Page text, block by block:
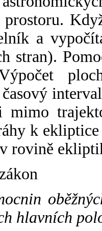
a
stran).
k
rovině
hlavních